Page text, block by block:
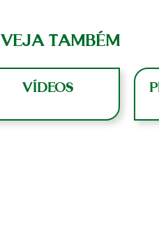
VEJA TAMBÉM
VÍDEOS